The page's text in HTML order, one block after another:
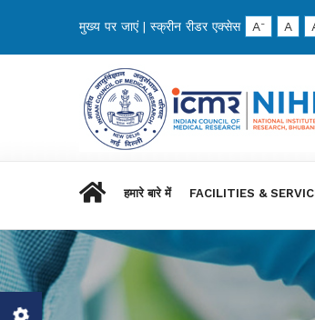
मुख्य पर जाएं | स्क्रीन रीडर एक्सेस A- A
हमारे बारे में FACILITIES &